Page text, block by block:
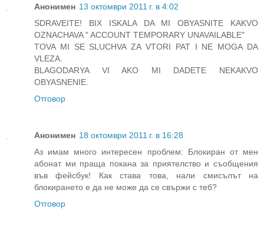
Анонимен 13 октомври 2011 г. в 4:02
SDRAVEITE! BIX ISKALA DA MI OBYASNITE KAKVO
OZNACHAVA " ACCOUNT TEMPORARY UNAVAILABLE"
TOVA MI SE SLUCHVA ZA VTORI PAT I NE MOGA DA
VLEZA.
BLAGODARYA VI AKO MI DADETE NEKAKVO
OBYASNENIE.
Отговор
Анонимен 18 октомври 2011 г. в 16:28
Аз имам много интересен проблем: Блокиран от мен
абонат ми праща покана за приятелство и съобщения
във фейсбук! Как става това, нали смисълът на
блокирането е да не може да се свържи с теб?
Отговор